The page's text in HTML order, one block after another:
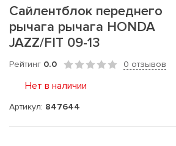
Сайлентблок переднего
рычага рычага HONDA
JAZZ/FIT 09-13
Рейтинг 0.0 0 отзывов
Нет в наличии
Артикул: 847644